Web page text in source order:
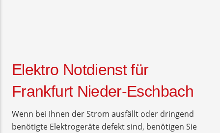
Elektro Notdienst für
Frankfurt Nieder-Eschbach
Wenn bei Ihnen der Strom ausfällt oder dringend
benötigte Elektrogeräte defekt sind, benötigen Sie